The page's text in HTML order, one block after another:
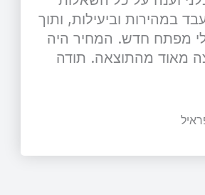
במהירות וביעילות, ותוך
מפתח חדש. המחיר היה
מאוד מהתוצאה. תודה